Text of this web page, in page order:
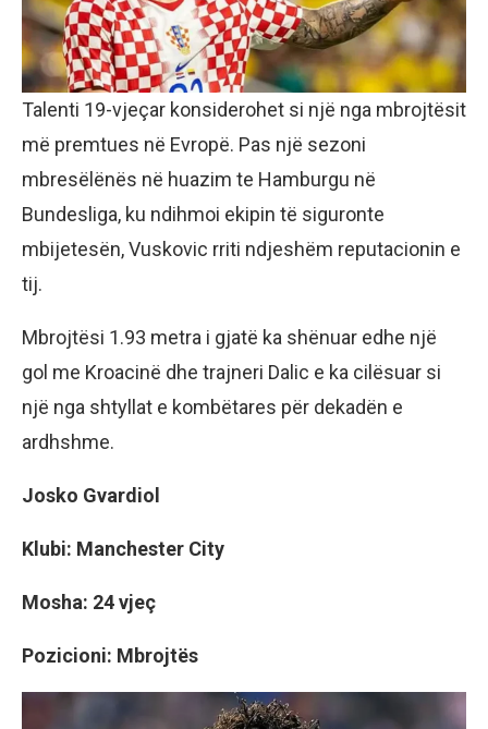
Talenti 19-vjeçar konsiderohet si një nga mbrojtësit
më premtues në Evropë. Pas një sezoni
mbresëlënës në huazim te Hamburgu në
Bundesliga, ku ndihmoi ekipin të siguronte
mbijetesën, Vuskovic rriti ndjeshëm reputacionin e
tij.
Mbrojtësi 1.93 metra i gjatë ka shënuar edhe një
gol me Kroacinë dhe trajneri Dalic e ka cilësuar si
një nga shtyllat e kombëtares për dekadën e
ardhshme.
Josko Gvardiol
Klubi: Manchester City
Mosha: 24 vjeç
Pozicioni: Mbrojtës